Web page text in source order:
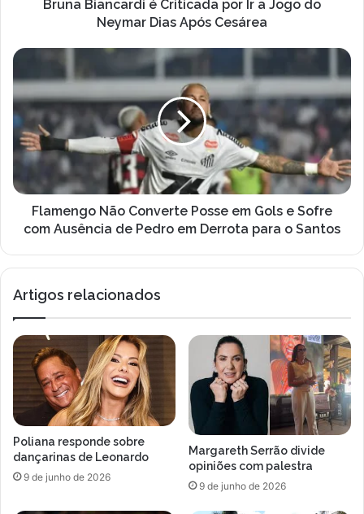
Cesárea
Bruna Biancardi é Criticada por Ir a Jogo do
Neymar Dias Após Cesárea
Flamengo
Converte
Posse
em
Gols
com
Ausência
de
em
para
Flamengo Não Converte Posse em Gols e Sofre
com Ausência de Pedro em Derrota para o Santos
Artigos relacionados
Poliana responde sobre
dançarinas de Leonardo
9 de junho de 2026
Margareth Serrão divide
opiniões com palestra
9 de junho de 2026